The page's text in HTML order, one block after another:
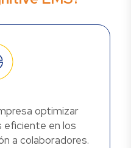
optimizar
eficiente en los
a colaboradores.